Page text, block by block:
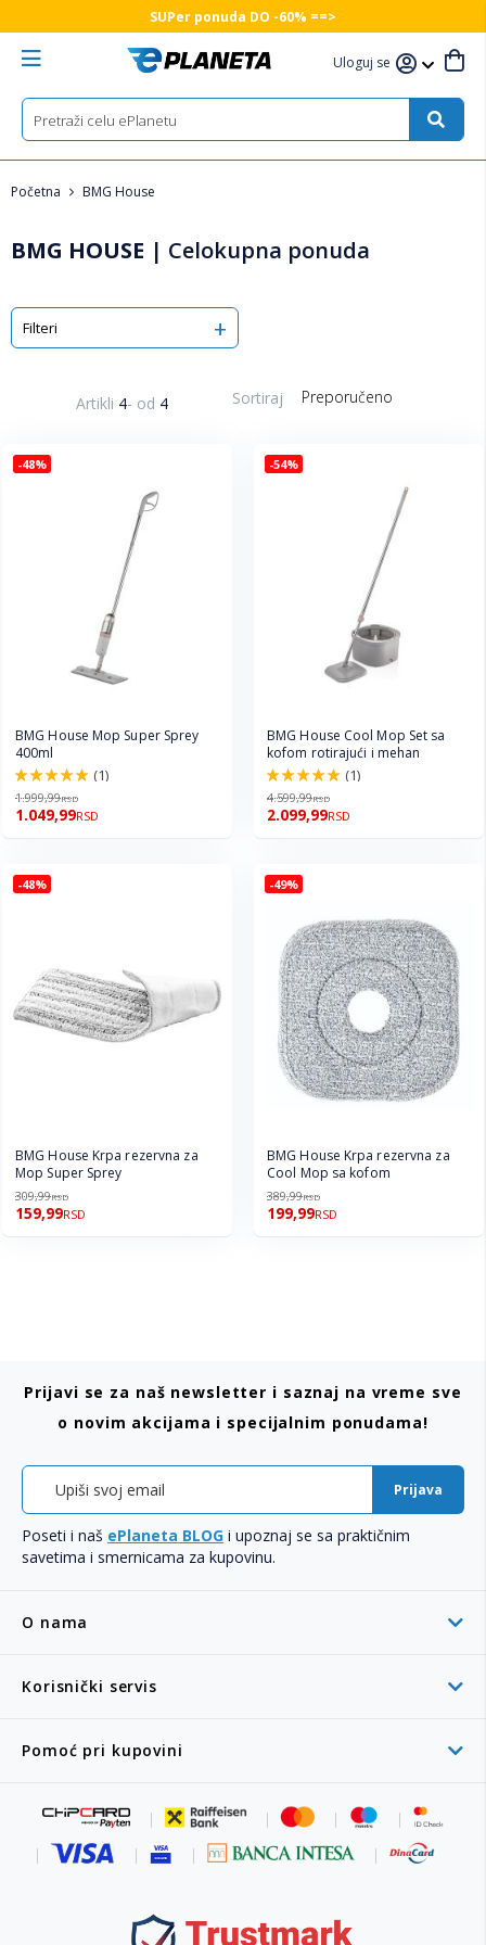
SUPer ponuda DO -60% ==>
Uloguj se
Početna BMG House
BMG HOUSE | Celokupna ponuda
Filteri
Artikli 4- od 4 Sortiraj
-48%
BMG House Mop Super Sprey
400ml
100.0%
(1)
1.999,99RSD
1.049,99RSD
-54%
BMG House Cool Mop Set sa
kofom rotirajući i mehan
100.0%
(1)
4.599,99RSD
2.099,99RSD
-48%
BMG House Krpa rezervna za
Mop Super Sprey
309,99RSD
159,99RSD
-49%
BMG House Krpa rezervna za
Cool Mop sa kofom
389,99RSD
199,99RSD
O nama
Korisnički servis
Pomoć pri kupovini
Prijavi se za naš newsletter i saznaj na vreme sve
o novim akcijama i specijalnim ponudama!
Prijava
Poseti i naš ePlaneta BLOG i upoznaj se sa praktičnim
savetima i smernicama za kupovinu.